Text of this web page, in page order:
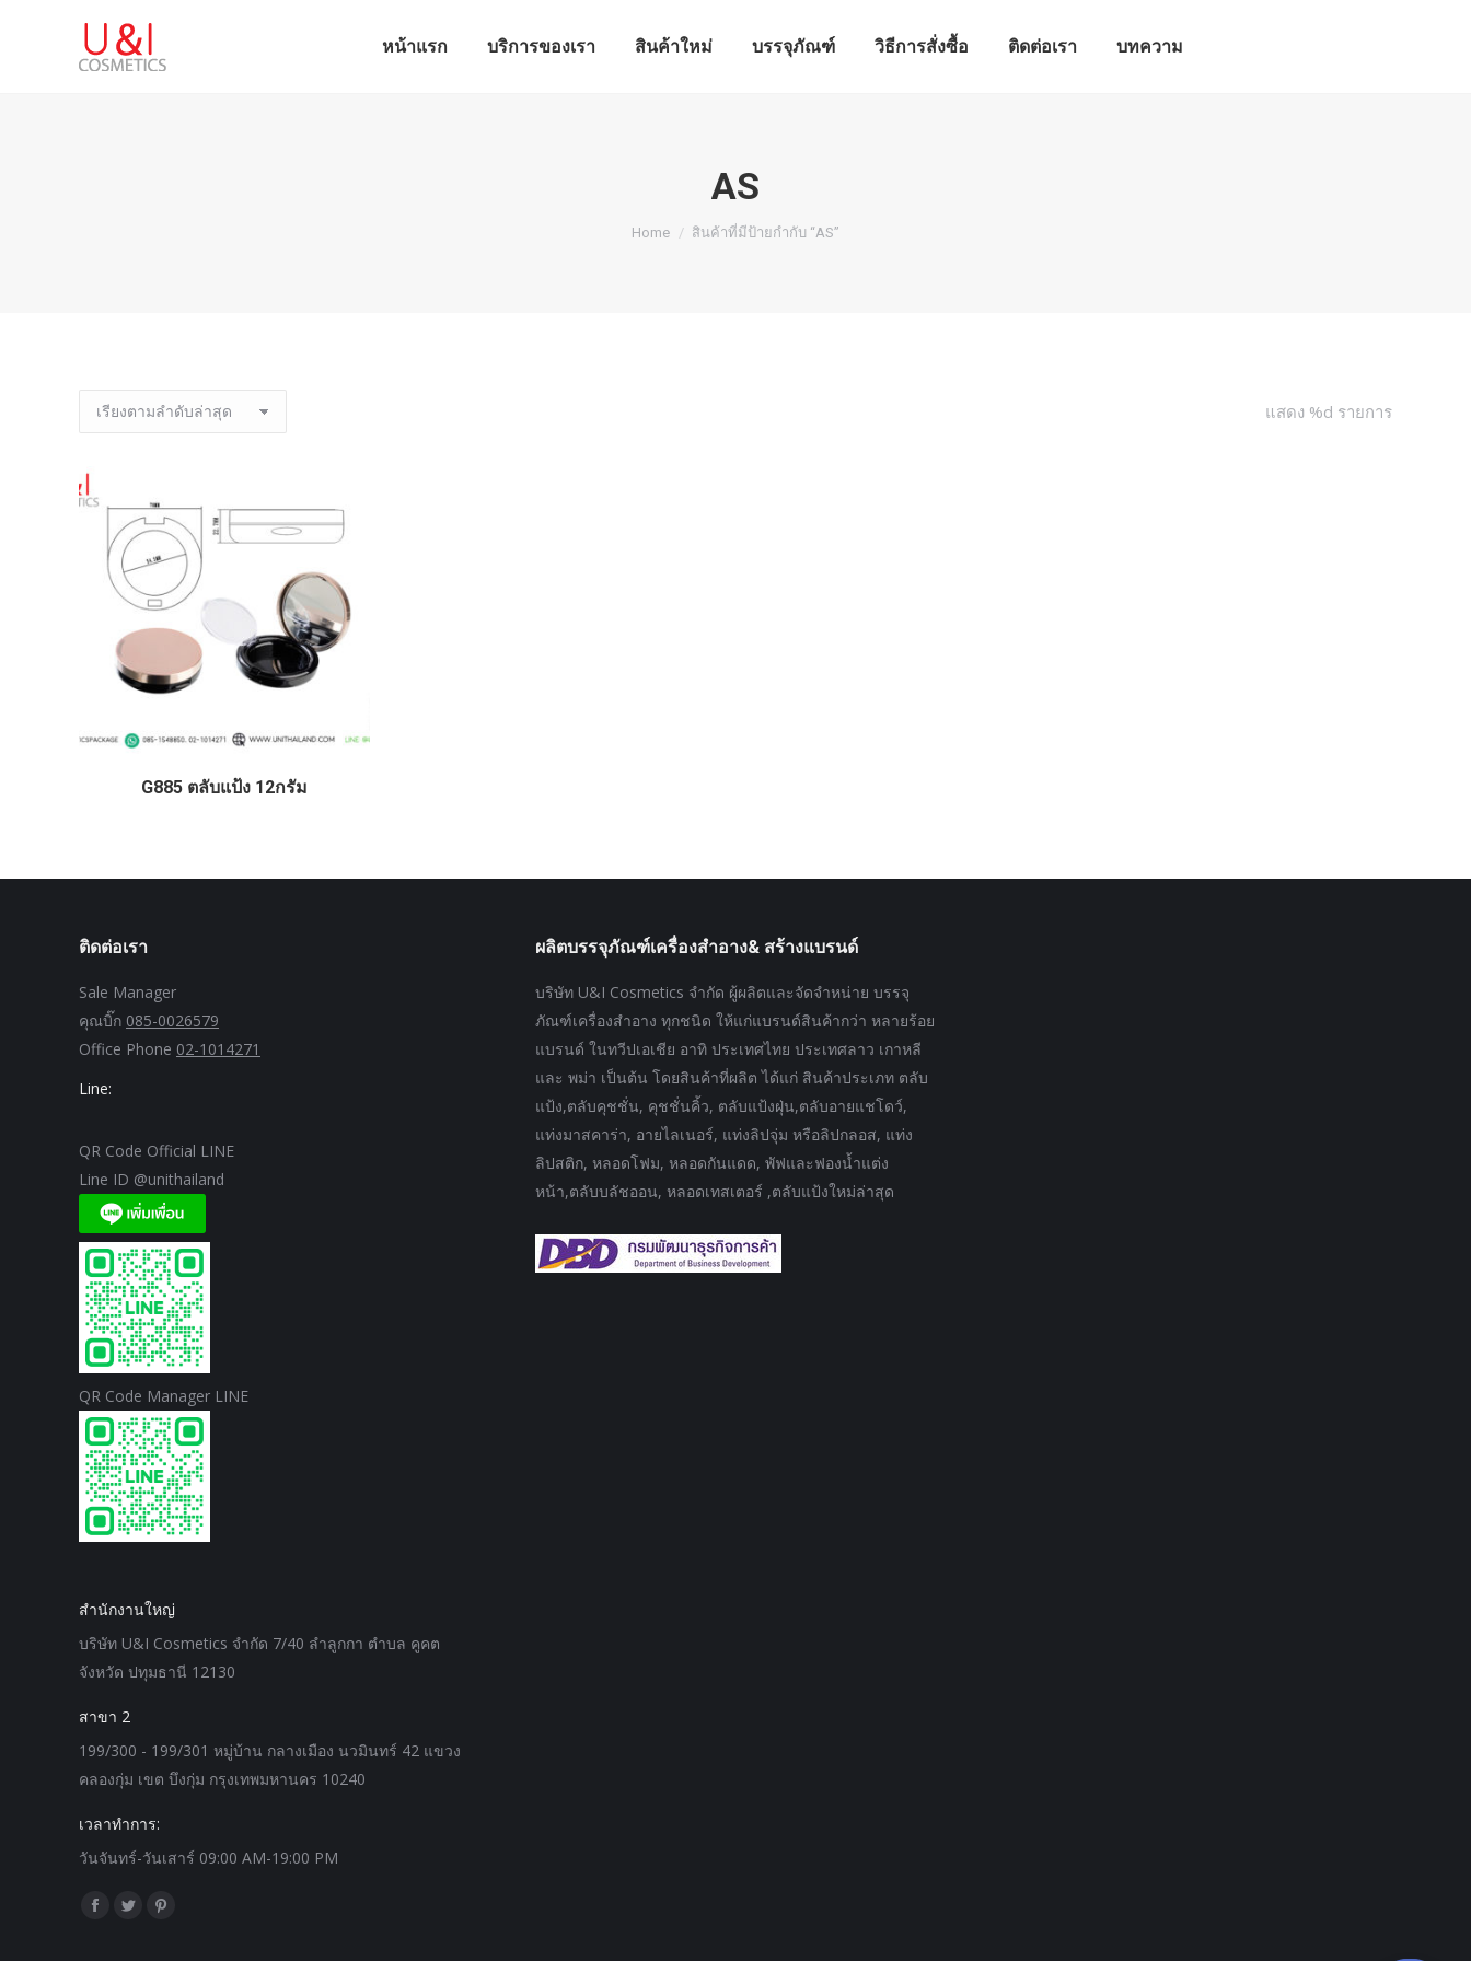
หน้าแรก บริการของเรา สินค้าใหม่ บรรจุภัณฑ์ วิธีการสั่งซื้อ ติดต่อเรา บทความ
AS
You are here:
Home สินค้าที่มีป้ายกำกับ “AS”
แสดง %d รายการ
G885 ตลับแป้ง 12กรัม
ติดต่อเรา
Sale Manager
คุณบิ๊ก 085-0026579
Office Phone 02-1014271
Line:
QR Code Official LINE
Line ID @unithailand
QR Code Manager LINE
สำนักงานใหญ่
บริษัท U&I Cosmetics จำกัด 7/40 ลำลูกกา ตำบล คูคต
จังหวัด ปทุมธานี 12130
สาขา 2
199/300 - 199/301 หมู่บ้าน กลางเมือง นวมินทร์ 42 แขวง
คลองกุ่ม เขต บึงกุ่ม กรุงเทพมหานคร 10240
เวลาทำการ:
วันจันทร์-วันเสาร์ 09:00 AM-19:00 PM
Find us on:
Facebook
TwitterPinterest
ผลิตบรรจุภัณฑ์เครื่องสำอาง& สร้างแบรนด์
บริษัท U&I Cosmetics จำกัด ผู้ผลิตและจัดจำหน่าย บรรจุ
ภัณฑ์เครื่องสำอาง ทุกชนิด ให้แก่แบรนด์สินค้ากว่า หลายร้อย
แบรนด์ ในทวีปเอเชีย อาทิ ประเทศไทย ประเทศลาว เกาหลี
และ พม่า เป็นต้น โดยสินค้าที่ผลิต ได้แก่ สินค้าประเภท ตลับ
แป้ง,ตลับคุชชั่น, คุชชั่นคิ้ว, ตลับแป้งฝุ่น,ตลับอายแชโดว์,
แท่งมาสคาร่า, อายไลเนอร์, แท่งลิปจุ่ม หรือลิปกลอส, แท่ง
ลิปสติก, หลอดโฟม, หลอดกันแดด, พัฟและฟองน้ำแต่ง
หน้า,ตลับบลัชออน, หลอดเทสเตอร์ ,ตลับแป้งใหม่ล่าสุด
หน้าแรก บริการของเรา สินค้าใหม่ บรรจุภัณฑ์ วิธีการสั่งซื้อ ติดต่อเรา